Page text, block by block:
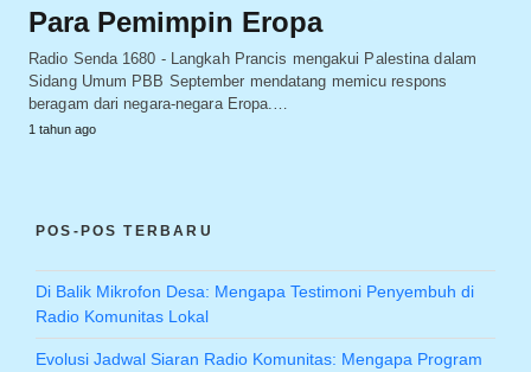
Para Pemimpin Eropa
Radio Senda 1680 - Langkah Prancis mengakui Palestina dalam
Sidang Umum PBB September mendatang memicu respons
beragam dari negara-negara Eropa.…
1 tahun ago
POS-POS TERBARU
Di Balik Mikrofon Desa: Mengapa Testimoni Penyembuh di
Radio Komunitas Lokal
Evolusi Jadwal Siaran Radio Komunitas: Mengapa Program